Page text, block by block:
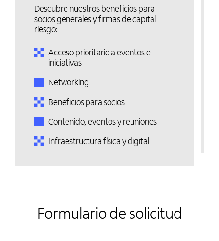
Descubre nuestros beneficios para
socios generales y firmas de capital
riesgo:
Acceso prioritario a eventos e
iniciativas
Networking
Beneficios para socios
Contenido, eventos y reuniones
Infraestructura física y digital
Formulario de solicitud